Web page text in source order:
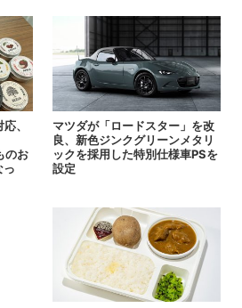
、
のお
っ
マツダが「ロードスター」を改
良、新色ジンクグリーンメタリ
ックを採用した特別仕様車PSを
設定